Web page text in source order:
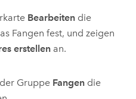
Bearbeitendie
Fangen fest, und zeigen
erstellenan.
Gruppe Fangen die